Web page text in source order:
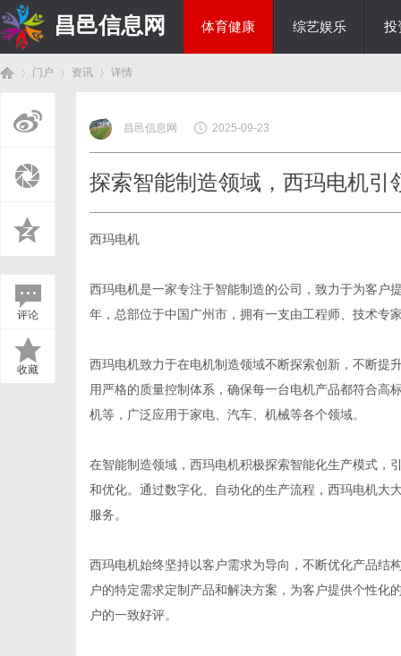
昌邑信息网 体育健康 综艺娱乐 投
门户 资讯
›
详情
评论
收藏
昌邑信息网 2025-09-23
探索智能制造领域，西玛电机引
西玛电机
西玛电机是一家专注于智能制造的公司，致力于为客户
年，总部位于中国广州市，拥有一支由工程师、技术专
西玛电机致力于在电机制造领域不断探索创新，不断提
用严格的质量控制体系，确保每一台电机产品都符合高
机等，广泛应用于家电、汽车、机械等各个领域。
在智能制造领域，西玛电机积极探索智能化生产模式，
和优化。通过数字化、自动化的生产流程，西玛电机大
服务。
西玛电机始终坚持以客户需求为导向，不断优化产品结
户的特定需求定制产品和解决方案，为客户提供个性
户的一致好评。